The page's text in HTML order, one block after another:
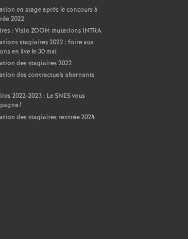
en stage après le concours à
2022
: Visio ZOOM mutations INTRA
stagiaires 2022 : foire aux
en live le 30 mai
des stagiaires 2022
des contractuels alternants
2022-2023 : Le SNES vous
!
des stagiaires rentrée 2024